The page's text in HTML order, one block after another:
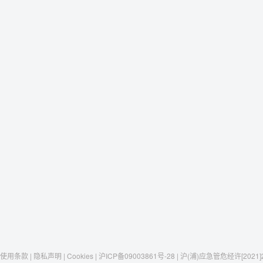
使用条款 | 隐私声明 | Cookies | 沪ICP备09003861号-28 | 沪(浦)应急管危经许